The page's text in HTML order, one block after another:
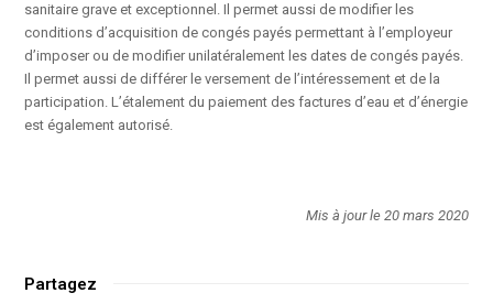
sanitaire grave et exceptionnel. Il permet aussi de modifier les
conditions d’acquisition de congés payés permettant à l’employeur
d’imposer ou de modifier unilatéralement les dates de congés payés.
Il permet aussi de différer le versement de l’intéressement et de la
participation. L’étalement du paiement des factures d’eau et d’énergie
est également autorisé.
Mis à jour le 20 mars 2020
Partagez